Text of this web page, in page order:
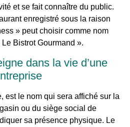
et se fait connaître du public.
enregistré sous la raison
» peut choisir comme nom
Bistrot Gourmand ».
dans la vie d’une
est le nom qui sera affiché sur la
ou du siège social de
sa présence physique. Le